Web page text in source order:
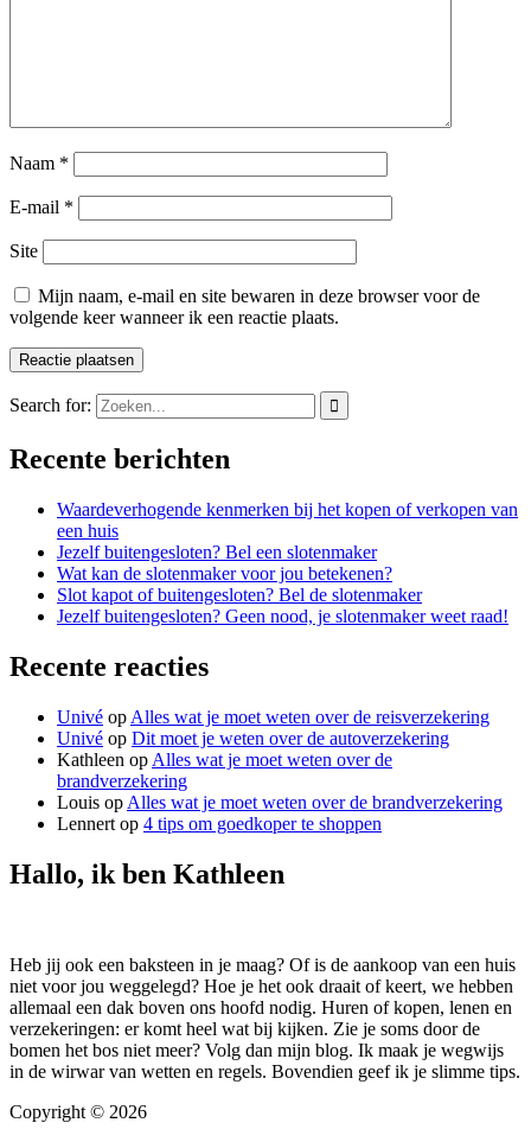
Naam *
E-mail *
Site
Mijn naam, e-mail en site bewaren in deze browser voor de
volgende keer wanneer ik een reactie plaats.
Search for:
Recente berichten
Waardeverhogende kenmerken bij het kopen of verkopen van
een huis
Jezelf buitengesloten? Bel een slotenmaker
Wat kan de slotenmaker voor jou betekenen?
Slot kapot of buitengesloten? Bel de slotenmaker
Jezelf buitengesloten? Geen nood, je slotenmaker weet raad!
Recente reacties
Univé op Alles wat je moet weten over de reisverzekering
Univé op Dit moet je weten over de autoverzekering
Kathleen op Alles wat je moet weten over de
brandverzekering
Louis op Alles wat je moet weten over de brandverzekering
Lennert op 4 tips om goedkoper te shoppen
Hallo, ik ben Kathleen
Heb jij ook een baksteen in je maag? Of is de aankoop van een huis
niet voor jou weggelegd? Hoe je het ook draait of keert, we hebben
allemaal een dak boven ons hoofd nodig. Huren of kopen, lenen en
verzekeringen: er komt heel wat bij kijken. Zie je soms door de
bomen het bos niet meer? Volg dan mijn blog. Ik maak je wegwijs
in de wirwar van wetten en regels. Bovendien geef ik je slimme tips.
Copyright © 2026